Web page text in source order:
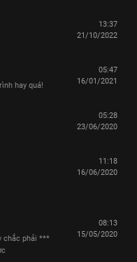
13:37
21/10/2022
hay quá!
05:47
16/01/2021
05:28
23/06/2020
11:18
16/06/2020
chắc phải ***
08:13
15/05/2020